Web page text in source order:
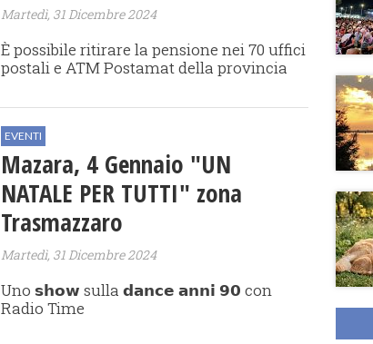
Martedì, 31 Dicembre 2024
È possibile ritirare la pensione nei 70 uffici
postali e ATM Postamat della provincia
EVENTI
Mazara, 4 Gennaio "UN
NATALE PER TUTTI" zona
Trasmazzaro
Martedì, 31 Dicembre 2024
Uno 𝘀𝗵𝗼𝘄 sulla 𝗱𝗮𝗻𝗰𝗲 𝗮𝗻𝗻𝗶 𝟵𝟬 con
Radio Time